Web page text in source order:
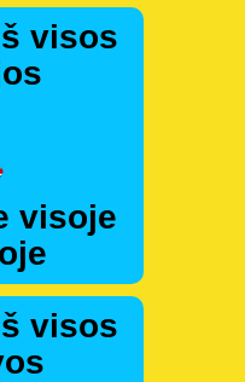
visos
visoje
visos